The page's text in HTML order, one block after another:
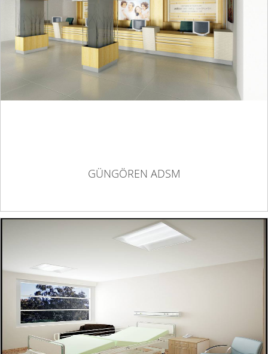
GÜNGÖREN ADSM
GÜNGÖREN ADSM
HALKALI EĞİTİM VE ARAŞTIRMA